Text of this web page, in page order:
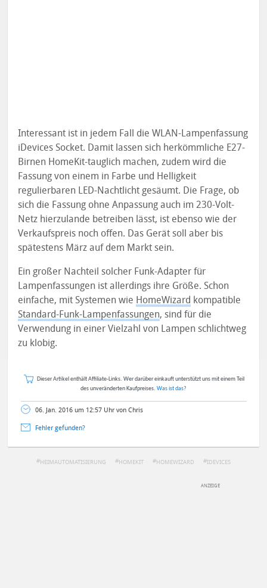
Interessant ist in jedem Fall die WLAN-Lampenfassung
iDevices Socket. Damit lassen sich herkömmliche E27-
Birnen HomeKit-tauglich machen, zudem wird die
Fassung von einem in Farbe und Helligkeit
regulierbaren LED-Nachtlicht gesäumt. Die Frage, ob
sich die Fassung ohne Anpassung auch im 230-Volt-
Netz hierzulande betreiben lässt, ist ebenso wie der
Verkaufspreis noch offen. Das Gerät soll aber bis
spätestens März auf dem Markt sein.
Ein großer Nachteil solcher Funk-Adapter für
Lampenfassungen ist allerdings ihre Größe. Schon
einfache, mit Systemen wie HomeWizard kompatible
Standard-Funk-Lampenfassungen, sind für die
Verwendung in einer Vielzahl von Lampen schlichtweg
zu klobig.
Dieser Artikel enthält Affiliate-Links. Wer darüber einkauft unterstützt uns mit einem Teil
des unveränderten Kaufpreises. Was ist das?
06. Jan. 2016 um 12:57 Uhr von Chris
Fehler gefunden?
HEIMAUTOMATISIERUNG HOMEKIT HOMEWIZARD IDEVICES